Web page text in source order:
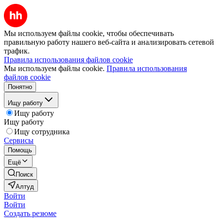
Мы используем файлы cookie, чтобы обеспечивать
правильную работу нашего веб-сайта и анализировать сетевой
трафик.
Правила использования файлов cookie
Мы используем файлы cookie. Правила использования
файлов cookie
Понятно
Ищу работу
Ищу работу
Ищу работу
Ищу сотрудника
Сервисы
Помощь
Ещё
Поиск
Алтуд
Войти
Войти
Создать резюме